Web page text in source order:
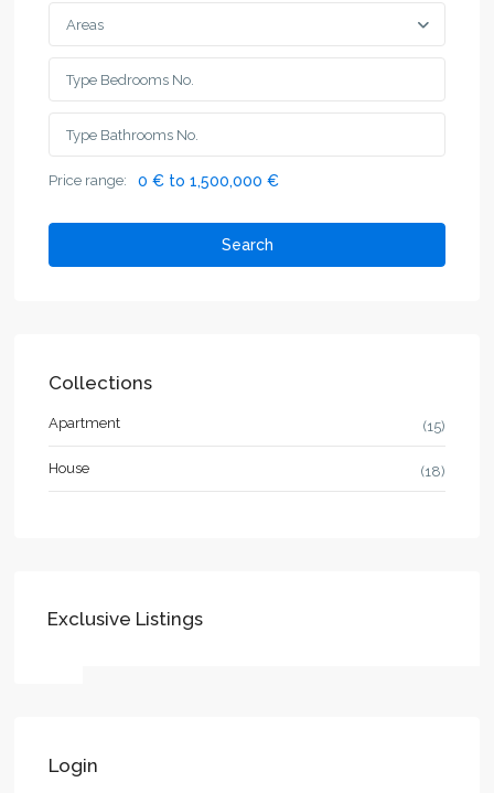
Areas
Price range: 0 € to 1,500,000 €
Search
Collections
Apartment (15)
House (18)
Exclusive Listings
Login